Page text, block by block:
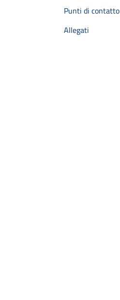
Punti di contatto
Allegati